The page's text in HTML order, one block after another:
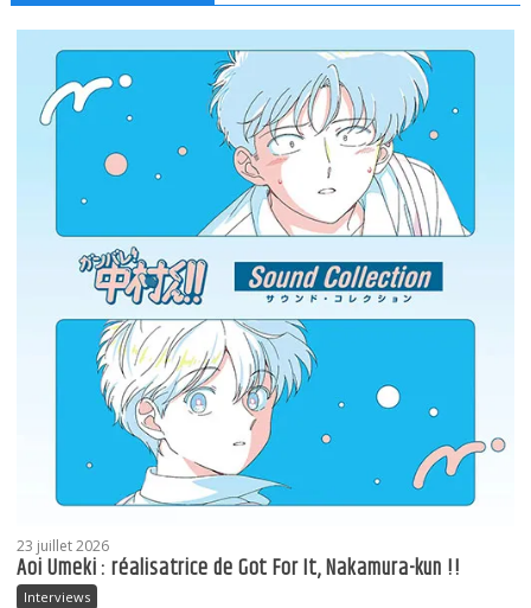
23 juillet 2026
Aoi Umeki : réalisatrice de Got For It, Nakamura-kun !!
Interviews